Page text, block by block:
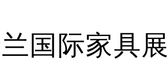
国际家具展